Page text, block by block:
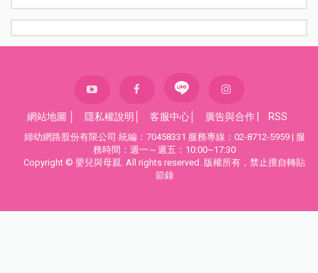
網站地圖 隱私權說明 客服中心 廣告與合作 RSS
婦幼網路股份有限公司 統編：70458331 服務專線：02-8712-5959 | 服
務時間：週一～週五：10:00~17:30
Copyright © 嬰兒與母親. All rights reserved. 版權所有，禁止擅自轉貼
節錄